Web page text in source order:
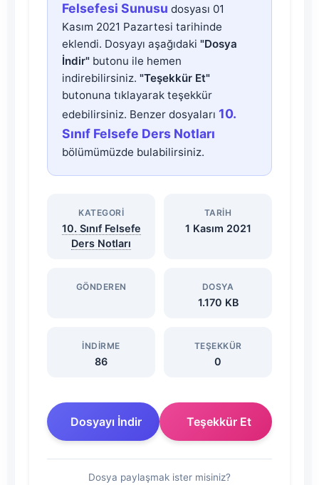
Sınıf
Felsefe
3.
Ünite
Bilim
Sunusu
İndir
Felsefesi Sunusu dosyası 01
Kasım 2021 Pazartesi tarihinde
eklendi. Dosyayı aşağıdaki "Dosya
İndir" butonu ile hemen
indirebilirsiniz. "Teşekkür Et"
butonuna tıklayarak teşekkür
edebilirsiniz. Benzer dosyaları 10.
Sınıf Felsefe Ders Notları
bölümümüzde bulabilirsiniz.
KATEGORI
10. Sınıf Felsefe
Ders Notları
TARIH
1 Kasım 2021
GÖNDEREN DOSYA
1.170 KB
İNDIRME
86
TEŞEKKÜR
0
Dosyayı İndir Teşekkür Et
Dosya paylaşmak ister misiniz?